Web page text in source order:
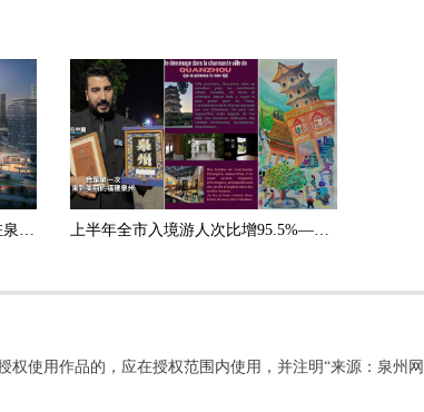
使用作品的，应在授权范围内使用，并注明“来源：泉州